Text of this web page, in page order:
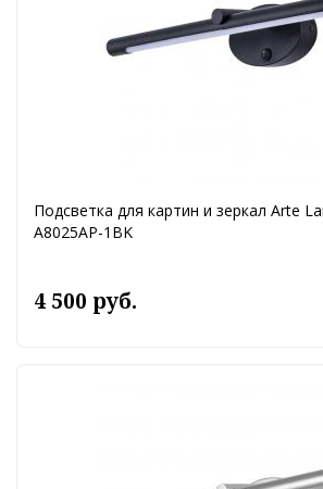
Подсветка для картин и зеркал Arte
A8025AP-1BK
4 500 руб.